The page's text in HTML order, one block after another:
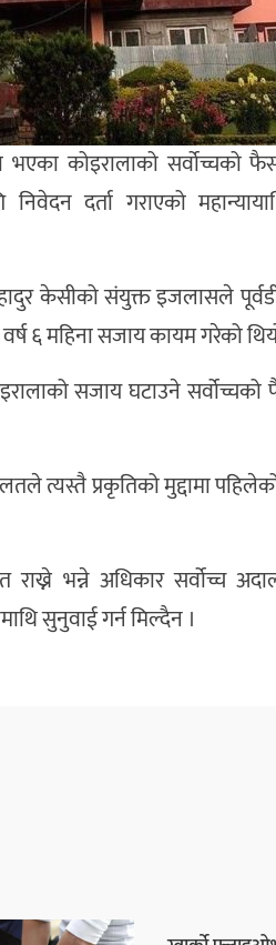
भएका कोइरालाको सर्वोच्चको
दर्ता गराएको
केसीको संयुक्त इजलासले
६ महिना सजाय कायम गरेको
सजाय घटाउने
त्यस्तै प्रकृतिको मुद्दामा
राख्ने भन्ने अधिकार सर्वोच्च
सुनुवाई गर्न मिल्दैन ।